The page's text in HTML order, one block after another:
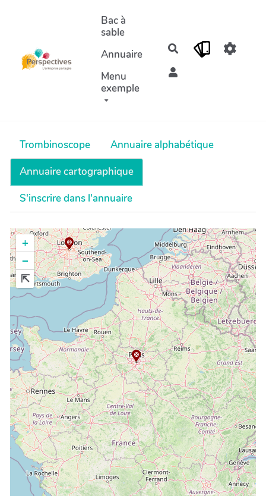
Aller au contenu principal
Bac à
sable
Annuaire
Menu
exemple
Rechercher
Trombinoscope
Annuaire alphabétique
Annuaire cartographique
S'inscrire dans l'annuaire
+
−